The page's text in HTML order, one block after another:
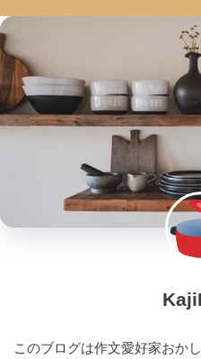
このブログは作文愛好家おか